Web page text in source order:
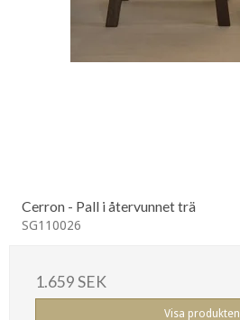
Cerron - Pall i återvunnet trä
SG110026
1.659 SEK
Visa produkten